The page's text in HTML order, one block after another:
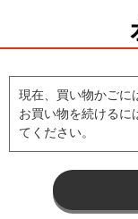
現在、買い物かごに
お買い物を続けるに
てください。